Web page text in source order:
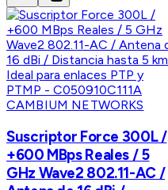
CAMBIUM NETWORKS
Suscriptor Force 300L /
+600 MBps Reales / 5
GHz Wave2 802.11-AC /